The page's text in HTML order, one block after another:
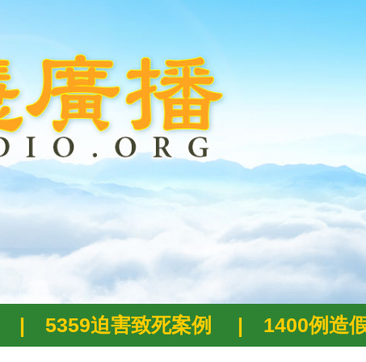
| 5359迫害致死案例 | 1400例造